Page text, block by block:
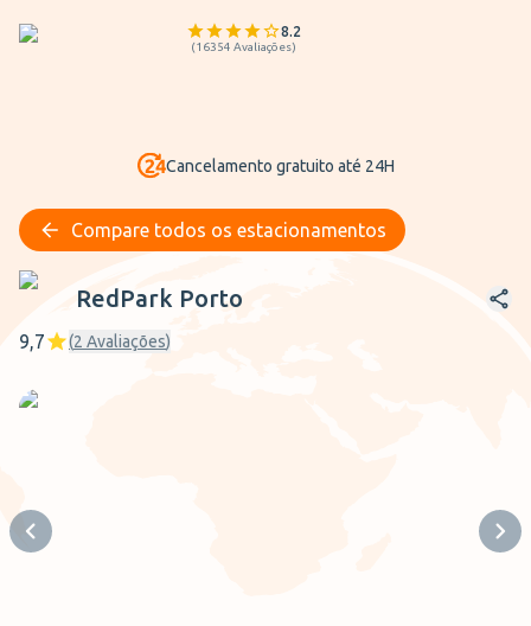
8.2
(16354 Avaliações)
Cancelamento gratuito até 24H
Compare todos os estacionamentos
RedPark Porto
RedPark Porto
9,7 (2 Avaliações)
Previous slide